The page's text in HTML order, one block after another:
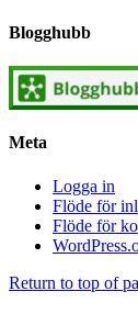
Blogghubb
Meta
Logga in
Flöde för
Flöde för
Return to top of